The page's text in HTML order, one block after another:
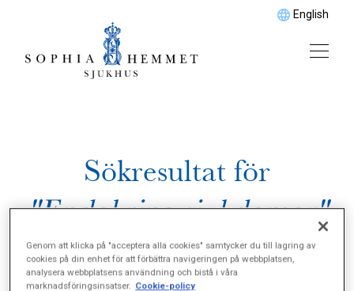
English
Sökresultat för
"Endokrina sjukdomar"
Genom att klicka på "acceptera alla cookies" samtycker du till lagring av
cookies på din enhet för att förbättra navigeringen på webbplatsen,
analysera webbplatsens användning och bistå i våra
marknadsföringsinsatser. Cookie-policy